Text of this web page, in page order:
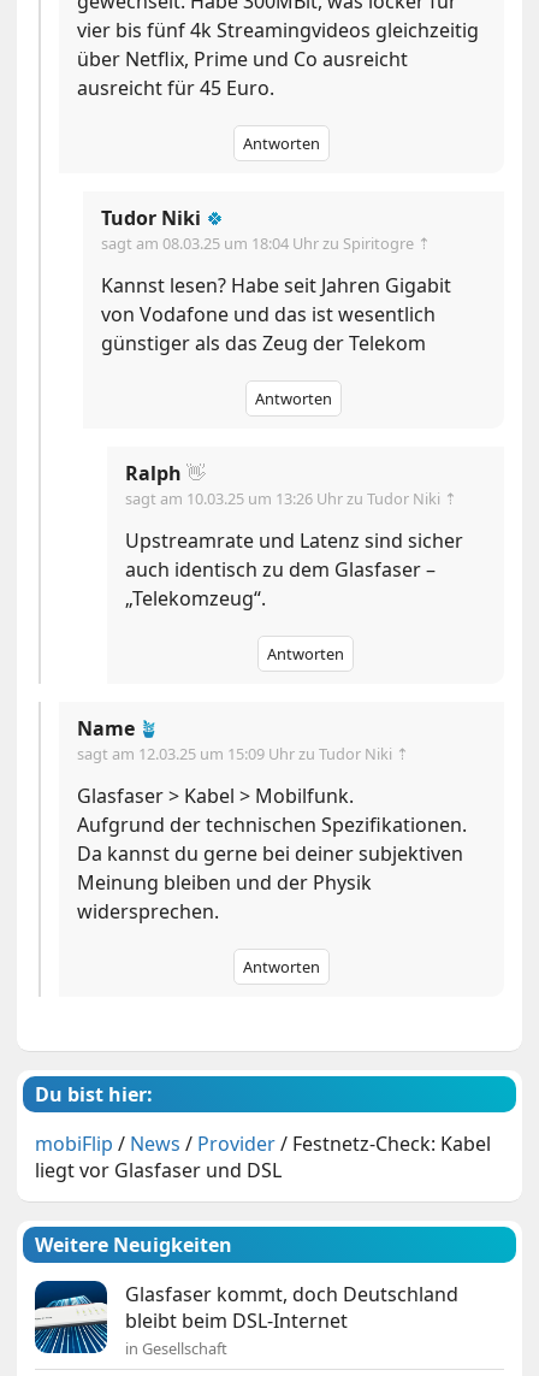
vier bis fünf 4k Streamingvideos gleichzeitig
über Netflix, Prime und Co ausreicht
ausreicht für 45 Euro.
Antworten
Tudor Niki 🍀
sagt am08.03.25 um 18:04 Uhrzu Spiritogre ⇡
Kannst lesen? Habe seit Jahren Gigabit
von Vodafone und das ist wesentlich
günstiger als das Zeug der Telekom
Antworten
Ralph 👋
sagt am 10.03.25 um 13:26 Uhrzu Tudor Niki ⇡
Upstreamrate und Latenz sind sicher
auch identisch zu dem Glasfaser –
„Telekomzeug“.
Antworten
Name 🪴
sagt am 12.03.25 um 15:09 Uhrzu Tudor Niki ⇡
Glasfaser > Kabel > Mobilfunk.
Aufgrund der technischen Spezifikationen.
Da kannst du gerne bei deiner subjektiven
Meinung bleiben und der Physik
widersprechen.
Antworten
Du bist hier:
mobiFlip / News / Provider/ Festnetz-Check: Kabel
liegt vor Glasfaser und DSL
Weitere Neuigkeiten
Glasfaser kommt, doch Deutschland
bleibt beim DSL-Internet
in Gesellschaft